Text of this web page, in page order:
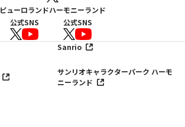
ピューロランド
公式SNS
ハーモニーランド
公式SNS
Sanrio
サンリオキャラクターパーク ハーモ
ニーランド